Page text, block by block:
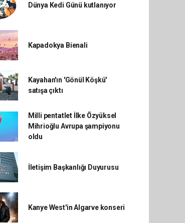
Dünya Kedi Günü kutlanıyor
Kapadokya Bienali
Kayahan'ın 'Gönül Köşkü'
satışa çıktı
Milli pentatlet İlke Özyüksel
Mihrioğlu Avrupa şampiyonu
oldu
İletişim Başkanlığı Duyurusu
Kanye West'in Algarve konseri